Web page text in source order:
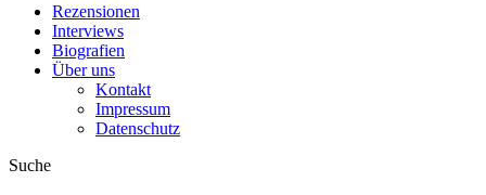
Rezensionen
Interviews
Biografien
Über uns
Kontakt
Impressum
Datenschutz
Suche